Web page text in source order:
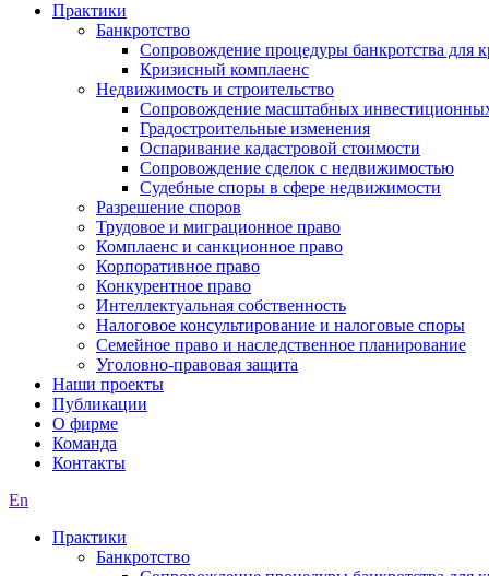
Практики
Банкротство
Сопровождение процедуры банкротства для
Кризисный комплаенс
Недвижимость и строительство
Сопровождение масштабных
Градостроительные изменения
Оспаривание кадастровой стоимости
Сопровождение сделок с недвижимостью
Судебные споры в сфере недвижимости
Разрешение споров
Трудовое и миграционное право
Комплаенс и санкционное право
Корпоративное право
Конкурентное право
Интеллектуальная собственность
Налоговое консультирование и налоговые споры
Семейное право и наследственное планирование
Уголовно-правовая защита
Наши проекты
Публикации
О фирме
Команда
Контакты
En
Практики
Банкротство